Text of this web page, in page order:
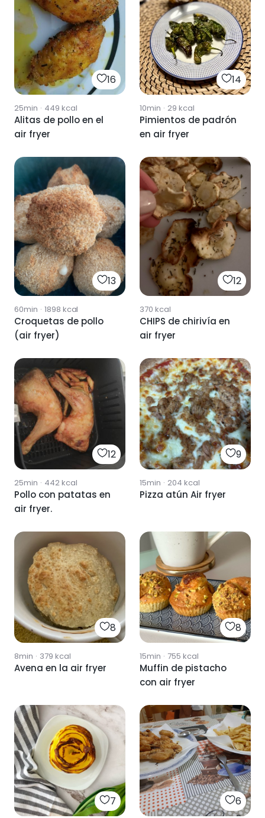
16
25min · 449 kcal
Alitas de pollo en el
air fryer
14
10min · 29 kcal
Pimientos de padrón
en air fryer
13
60min · 1898 kcal
Croquetas de pollo
(air fryer)
12
370 kcal
CHIPS de chirivía en
air fryer
12
25min · 442kcal
Pollo con patatas en
air fryer.
9
15min · 204 kcal
Pizza atún Air fryer
8
8min · 379 kcal
Avena en la air fryer
8
15min · 755 kcal
Muffin de pistacho
con air fryer
7 6